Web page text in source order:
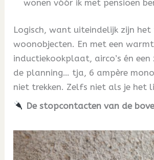
wonen vóór ik met pensioen
Logisch, want uiteindelijk zijn
woonobjecten. En met een
inductiekookplaat, airco’s én een
de planning… tja, 6 ampère
niet trekken. Zelfs niet als je het
De stopcontacten van de